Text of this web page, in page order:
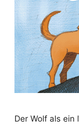
Der Wolf als